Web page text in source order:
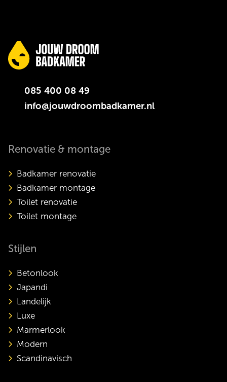
085 400 08 49
info@jouwdroombadkamer.nl
Renovatie & montage
Badkamer renovatie
Badkamer montage
Toilet renovatie
Toilet montage
Stijlen
Betonlook
Japandi
Landelijk
Luxe
Marmerlook
Modern
Scandinavisch